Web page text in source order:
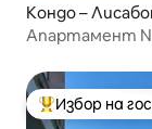
Кондо –
Апартамент
Най-Избор на